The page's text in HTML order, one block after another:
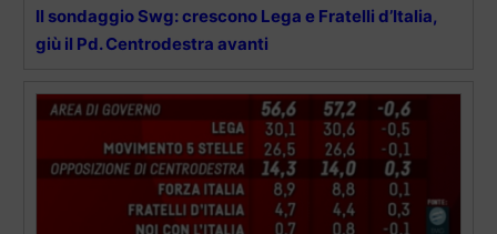
Il sondaggio Swg: crescono Lega e Fratelli d’Italia,
giù il Pd. Centrodestra avanti